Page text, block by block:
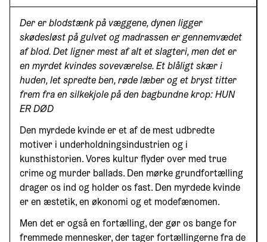
Der er blodstænk på væggene, dynen ligger
skødesløst på gulvet og madrassen er gennemvædet
af blod. Det ligner mest af alt et slagteri, men det er
en myrdet kvindes soveværelse. Et blåligt skær i
huden, let spredte ben, røde læber og et bryst titter
frem fra en silkekjole på den bagbundne krop: HUN
ER DØD
Den myrdede kvinde er et af de mest udbredte
motiver i underholdningsindustrien og i
kunsthistorien. Vores kultur flyder over med true
crime og murder ballads. Den mørke grundfortælling
drager os ind og holder os fast. Den myrdede kvinde
er en æstetik, en økonomi og et modefænomen.
Men det er også en fortælling, der gør os bange for
fremmede mennesker, der tager fortællingerne fra de